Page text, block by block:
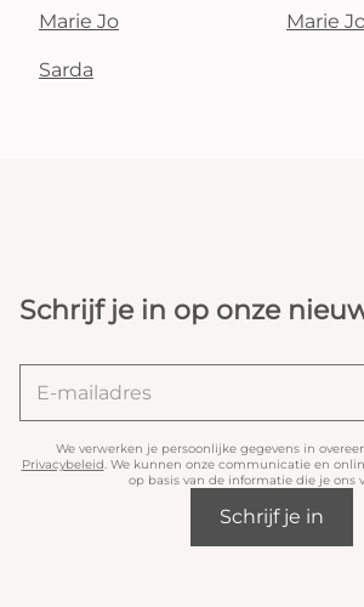
Marie Jo Marie
Sarda
Schrijf je in op onze
We verwerken je persoonlijke gegevens in
Privacybeleid. We kunnen onze communicatie en
op basis van de informatie die je ons
Schrijf je in